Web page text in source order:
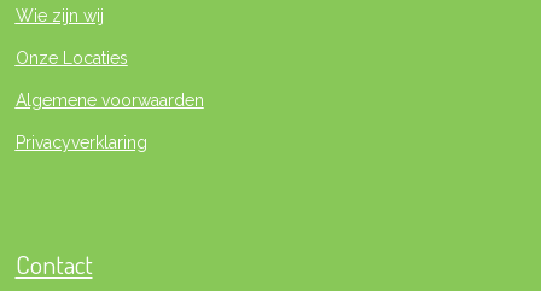
Wie zijn wij
Onze Locaties
Algemene voorwaarden
Privacyverklaring
Contact